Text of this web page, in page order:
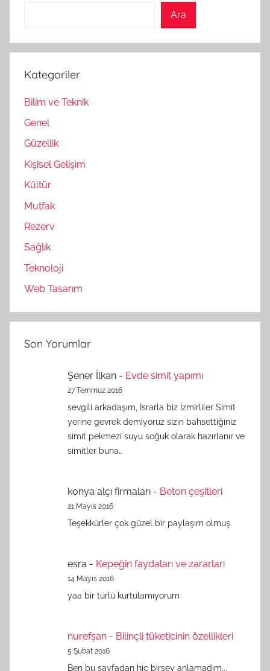
Ara
Kategoriler
Bilim ve Teknik
Genel
Güzellik
Kişisel Gelişim
Kültür
Mutfak
Rezerv
Sağlık
Teknoloji
Web Tasarım
Son Yorumlar
Şener İlkan - Evde simit yapımı
27 Temmuz 2016
sevgili arkadaşım, Israrla biz İzmirliler Simit
yerine gevrek demiyoruz sizin bahsettiğiniz
simit pekmezi suyu soğuk olarak hazırlanır ve
simitler buna…
konya alçı firmaları - Beton çeşitleri
21 Mayıs 2016
Teşekkürler çok güzel bir paylaşım olmuş.
esra - Kepeğin faydaları ve zararları
14 Mayıs 2016
yaa bir türlü kurtulamıyorum
nurefşan - Bilinçli tüketicinin özellikleri
5 Şubat 2016
Ben bu sayfadan hiç birşey anlamadım...